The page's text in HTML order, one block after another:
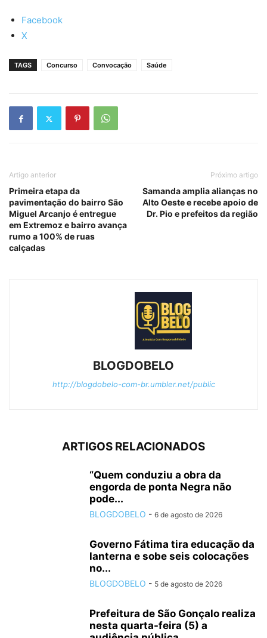
Facebook
X
TAGS Concurso Convocação Saúde
Artigo anterior
Primeira etapa da
pavimentação do bairro São
Miguel Arcanjo é entregue
em Extremoz e bairro avança
rumo a 100% de ruas
calçadas
Próximo artigo
Samanda amplia alianças no
Alto Oeste e recebe apoio de
Dr. Pio e prefeitos da região
BLOGDOBELO
http://blogdobelo-com-br.umbler.net/public
ARTIGOS RELACIONADOS
“Quem conduziu a obra da
engorda de ponta Negra não
pode...
BLOGDOBELO - 6 de agosto de 2026
Governo Fátima tira educação da
lanterna e sobe seis colocações
no...
BLOGDOBELO - 5 de agosto de 2026
Prefeitura de São Gonçalo realiza
nesta quarta-feira (5) a